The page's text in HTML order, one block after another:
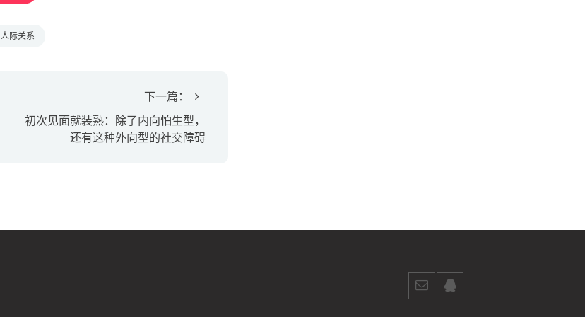
人际关系
下一篇：
初次见面就装熟：除了内向怕生型，
还有这种外向型的社交障碍